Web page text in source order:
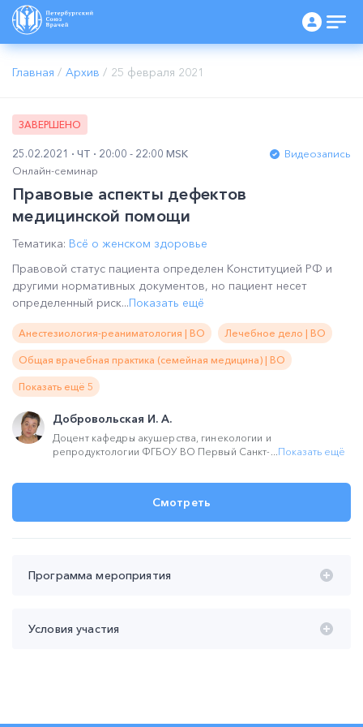
Главная / Архив / 25 февраля 2021
ЗАВЕРШЕНО
25.02.2021 ЧТ 20:00 - 22:00 MSK
Видеозапись
Онлайн-семинар
Правовые аспекты дефектов
медицинской помощи
Тематика: Всё о женском здоровье
Правовой статус пациента определен Конституцией РФ и
другими нормативных документов, но пациент несет
определенный риск...Показать ещё
Анестезиология-реаниматология | ВО Лечебное дело | ВО
Общая врачебная практика (семейная медицина) | ВО
Показать ещё 5
Добровольская И. А.
Доцент кафедры акушерства, гинекологии и
репродуктологии ФГБОУ ВО Первый Санкт-...Показать ещё
Смотреть
Программа мероприятия
Условия участия
Контроль знанийне проводится